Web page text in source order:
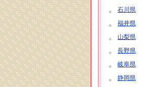
石川県
福井県
山梨県
長野県
岐阜県
静岡県